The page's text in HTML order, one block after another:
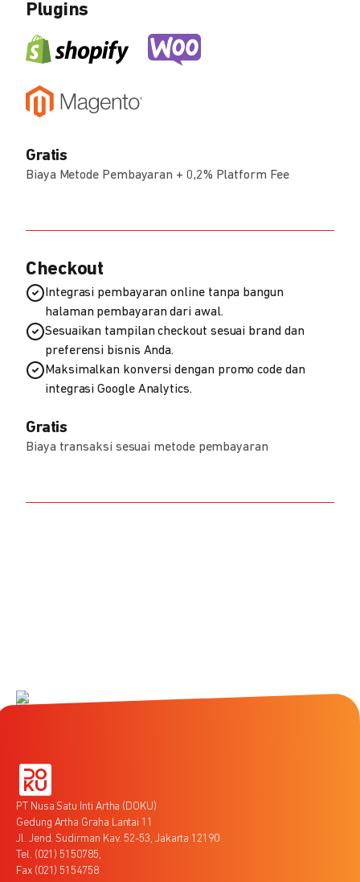
Plugins
Gratis
Biaya Metode Pembayaran + 0,2% Platform Fee
Checkout
Integrasi pembayaran online tanpa bangun
halaman pembayaran dari awal.
Sesuaikan tampilan checkout sesuai brand dan
preferensi bisnis Anda.
Maksimalkan konversi dengan promo code dan
integrasi Google Analytics.
Gratis
Biaya transaksi sesuai metode pembayaran
PT Nusa Satu Inti Artha (DOKU)
Gedung Artha Graha Lantai 11
Jl. Jend. Sudirman Kav. 52-53, Jakarta 12190
Tel. (021) 5150785,
Fax (021) 5154758